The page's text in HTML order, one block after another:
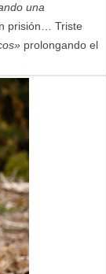
una
prisión… Triste
prolongando el